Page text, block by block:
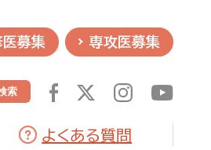
医募集 専攻医募集
よくある質問